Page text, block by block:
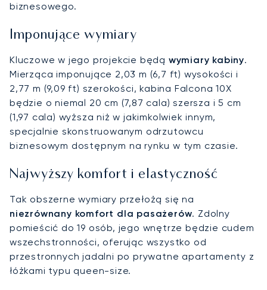
biznesowego.
Imponujące wymiary
Kluczowe w jego projekcie będą wymiary kabiny.
Mierząca imponujące 2,03 m (6,7 ft) wysokości i
2,77 m (9,09 ft) szerokości, kabina Falcona 10X
będzie o niemal 20 cm (7,87 cala) szersza i 5 cm
(1,97 cala) wyższa niż w jakimkolwiek innym,
specjalnie skonstruowanym odrzutowcu
biznesowym dostępnym na rynku w tym czasie.
Najwyższy komfort i elastyczność
Tak obszerne wymiary przełożą się na
niezrównany komfort dla pasażerów. Zdolny
pomieścić do 19 osób, jego wnętrze będzie cudem
wszechstronności, oferując wszystko od
przestronnych jadalni po prywatne apartamenty z
łóżkami typu queen-size.